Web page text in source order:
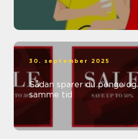
30. september 2025
Sådan sparer du penge
samme tid